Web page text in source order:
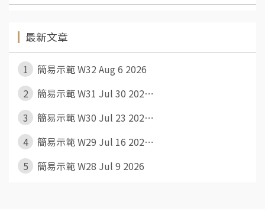
最新文章
1
簡易示範 W32 Aug 6 2026
2
簡易示範 W31 Jul 30 202⋯
3
簡易示範 W30 Jul 23 202⋯
4
簡易示範 W29 Jul 16 202⋯
5
簡易示範 W28 Jul 9 2026